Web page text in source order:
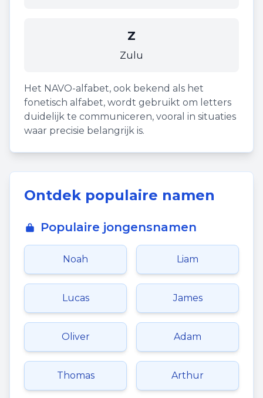
Z
Zulu
Het NAVO-alfabet, ook bekend als het
fonetisch alfabet, wordt gebruikt om letters
duidelijk te communiceren, vooral in situaties
waar precisie belangrijk is.
Ontdek populaire namen
Populaire jongensnamen
Noah Liam
Lucas James
Oliver Adam
Thomas Arthur